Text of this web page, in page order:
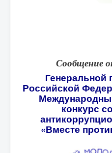
Сообщение
Генеральной
Российской
конкурс
«Вместе